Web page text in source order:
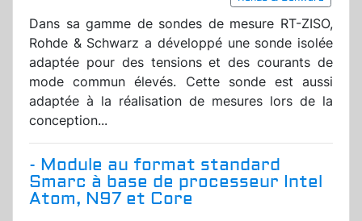
Dans sa gamme de sondes de mesure RT-ZISO,
Rohde & Schwarz a développé une sonde isolée
adaptée pour des tensions et des courants de
mode commun élevés. Cette sonde est aussi
adaptée à la réalisation de mesures lors de la
conception...
- Module au format standard
Smarc à base de processeur Intel
Atom, N97 et Core